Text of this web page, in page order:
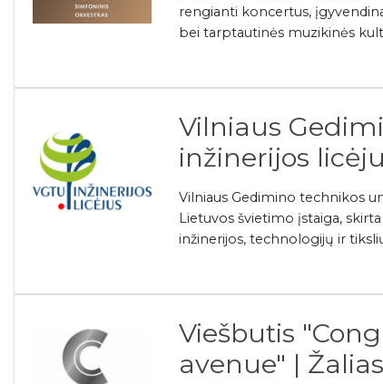
rengianti koncertus,
bei tarptautinės muzikinės
Vilniaus
inžinerijos
Vilniaus Gedimino technikos
Lietuvos švietimo įstaiga,
inžinerijos, technologijų ir
Viešbutis
avenue" |